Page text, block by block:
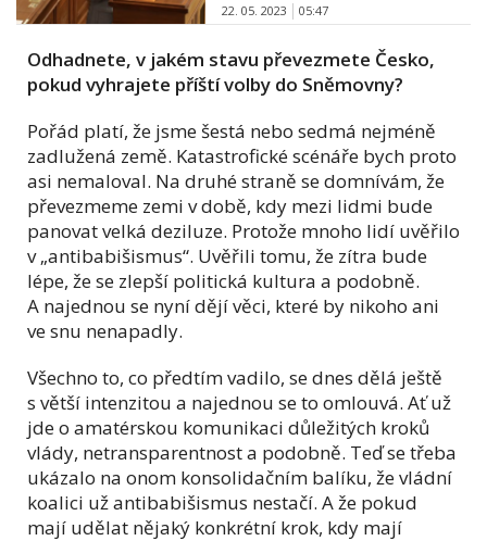
22. 05. 2023 05:47
Odhadnete, v jakém stavu převezmete Česko,
pokud vyhrajete příští volby do Sněmovny?
Pořád platí, že jsme šestá nebo sedmá nejméně
zadlužená země. Katastrofické scénáře bych proto
asi nemaloval. Na druhé straně se domnívám, že
převezmeme zemi v době, kdy mezi lidmi bude
panovat velká deziluze. Protože mnoho lidí uvěřilo
v „antibabišismus“. Uvěřili tomu, že zítra bude
lépe, že se zlepší politická kultura a podobně.
A najednou se nyní dějí věci, které by nikoho ani
ve snu nenapadly.
Všechno to, co předtím vadilo, se dnes dělá ještě
s větší intenzitou a najednou se to omlouvá. Ať už
jde o amatérskou komunikaci důležitých kroků
vlády, netransparentnost a podobně. Teď se třeba
ukázalo na onom konsolidačním balíku, že vládní
koalici už antibabišismus nestačí. A že pokud
mají udělat nějaký konkrétní krok, kdy mají